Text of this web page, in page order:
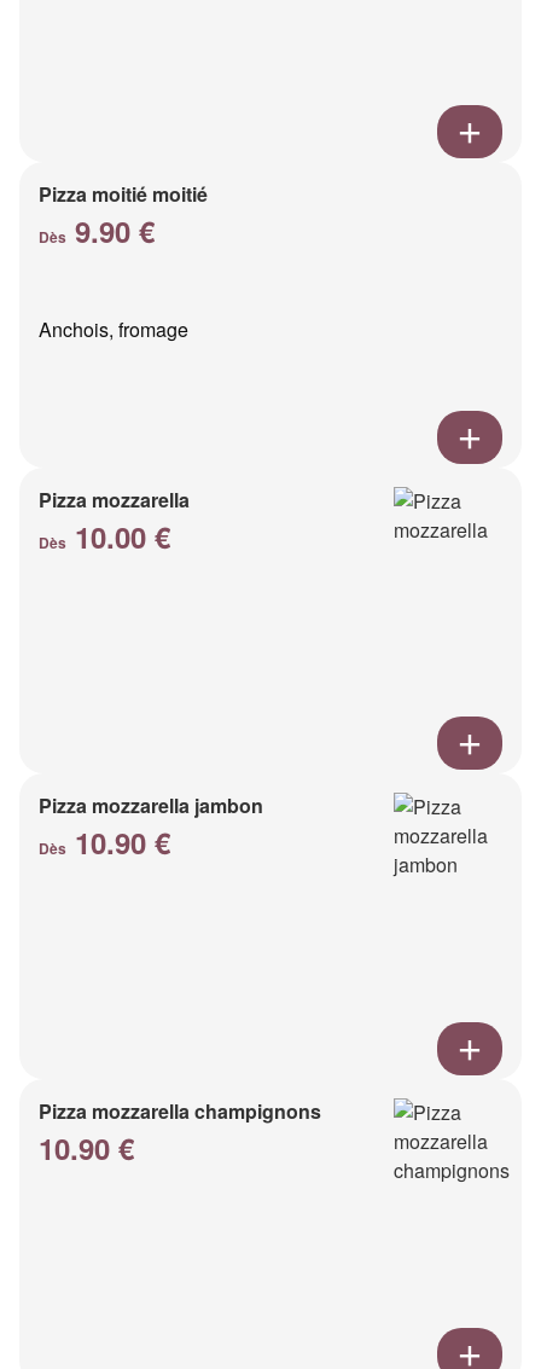
Pizza moitié moitié
Dès 9.90 €
Anchois, fromage
Pizza mozzarella
Dès 10.00 €
Pizza mozzarella jambon
Dès 10.90 €
Pizza mozzarella champignons
10.90 €